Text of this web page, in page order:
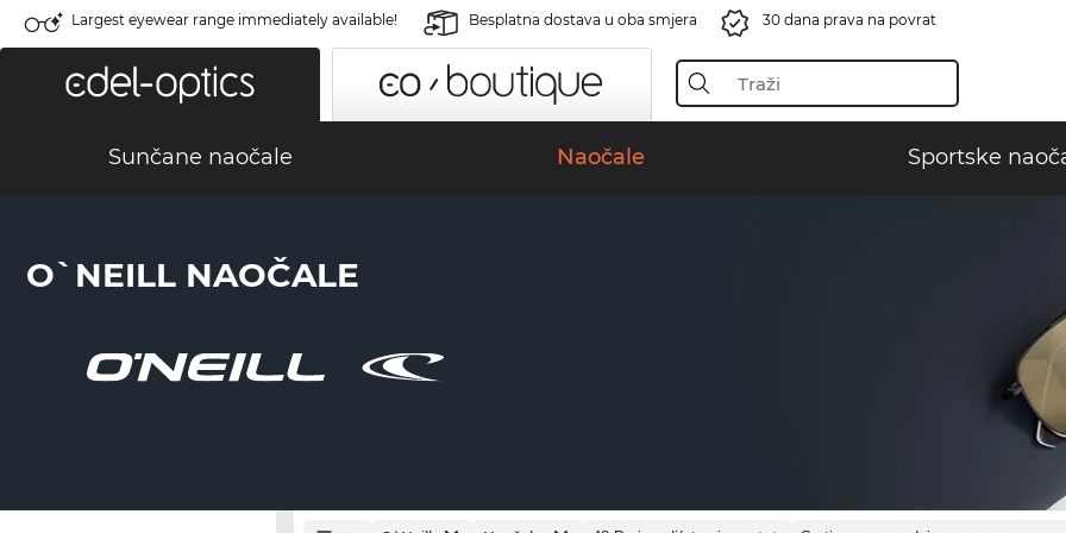
Largest eyewear range immediately available! Besplatna dostava u oba smjera 30 dana prava na povrat
Sunčane naočale Naočale Sportske
O`NEILL NAOČALE